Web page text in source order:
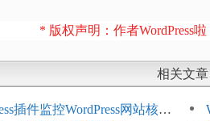
* 版权声明：作者WordPress
相关文章
插件监控WordPress网站核心